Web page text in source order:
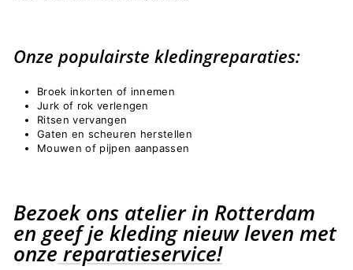
Onze populairste kledingreparaties:
Broek inkorten of innemen
Jurk of rok verlengen
Ritsen vervangen
Gaten en scheuren herstellen
Mouwen of pijpen aanpassen
Bezoek ons atelier in Rotterdam
en geef je kleding nieuw leven met
onze reparatieservice!